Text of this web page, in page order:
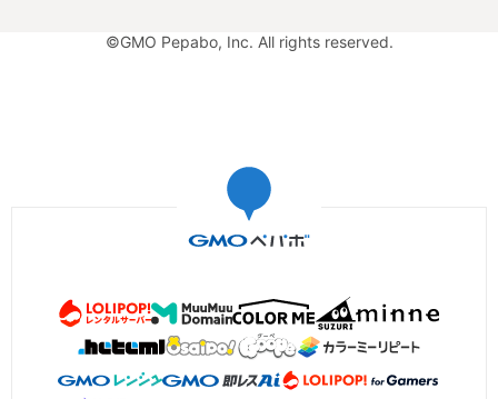
©GMO Pepabo, Inc. All rights reserved.